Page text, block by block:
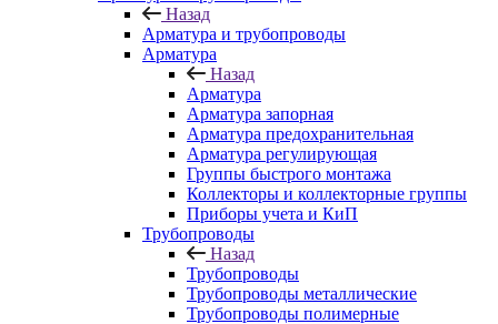
Назад
Арматура и трубопроводы
Арматура
Назад
Арматура
Арматура запорная
Арматура предохранительная
Арматура регулирующая
Группы быстрого монтажа
Коллекторы и коллекторные группы
Приборы учета и КиП
Трубопроводы
Назад
Трубопроводы
Трубопроводы металлические
Трубопроводы полимерные